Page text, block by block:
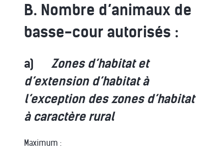
B. Nombre d’animaux de
basse-cour autorisés :
a) Zones d’habitat et
d’extension d’habitat à
l’exception des zones d’habitat
à caractère rural
Maximum :